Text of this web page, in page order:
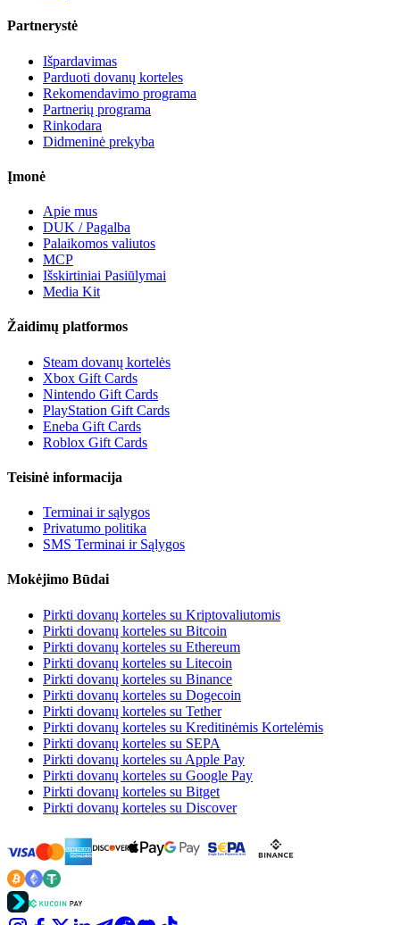
Partnerystė
Išpardavimas
Parduoti dovanų korteles
Rekomendavimo programa
Partnerių programa
Rinkodara
Didmeninė prekyba
Įmonė
Apie mus
DUK / Pagalba
Palaikomos valiutos
MCP
Išskirtiniai Pasiūlymai
Media Kit
Žaidimų platformos
Steam dovanų kortelės
Xbox Gift Cards
Nintendo Gift Cards
PlayStation Gift Cards
Eneba Gift Cards
Roblox Gift Cards
Teisinė informacija
Terminai ir sąlygos
Privatumo politika
SMS Terminai ir Sąlygos
Mokėjimo Būdai
Pirkti dovanų korteles su Kriptovaliutomis
Pirkti dovanų korteles su Bitcoin
Pirkti dovanų korteles su Ethereum
Pirkti dovanų korteles su Litecoin
Pirkti dovanų korteles su Binance
Pirkti dovanų korteles su Dogecoin
Pirkti dovanų korteles su Tether
Pirkti dovanų korteles su Kreditinėmis Kortelėmis
Pirkti dovanų korteles su SEPA
Pirkti dovanų korteles su Apple Pay
Pirkti dovanų korteles su Google Pay
Pirkti dovanų korteles su Bitget
Pirkti dovanų korteles su Discover